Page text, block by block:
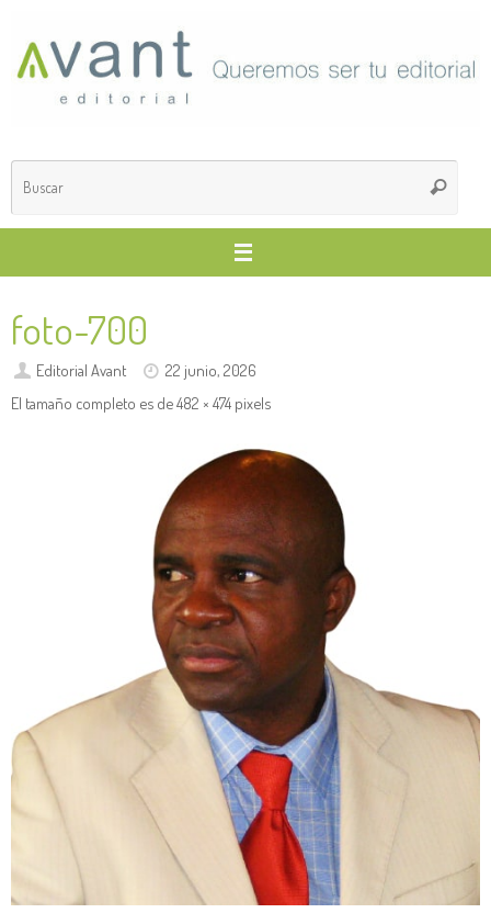
contenido
Buscar
foto-700
Editorial Avant
22 junio, 2026
El tamaño completo es de482 × 474 pixels